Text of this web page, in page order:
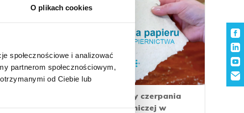
O plikach cookies
społecznościowe i analizować
partnerom społecznościowym,
od Ciebie lub
Velvet CARE - Warsztaty czerpania
papieru w klasie papierniczej w